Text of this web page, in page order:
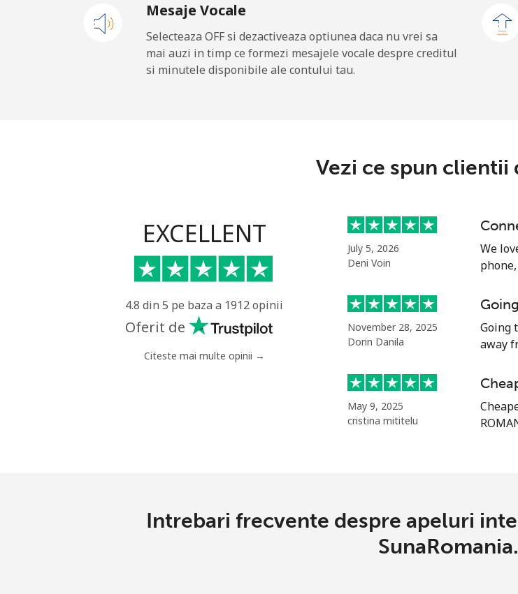
Mesaje Vocale
Selecteaza OFF si dezactiveaza optiunea daca nu vrei sa
mai auzi in timp ce formezi mesajele vocale despre creditul
si minutele disponibile ale contului tau.
Vezi ce spun clientii
EXCELLENT
4.8 din 5 pe baza a 1912 opinii
Oferit de
Citeste mai multe opinii →
July 5, 2026
Deni Voin
We
phone,
November 28, 2025
Dorin Danila
Going
away
May 9, 2025
cristina mititelu
Intrebari frecvente despre apeluri